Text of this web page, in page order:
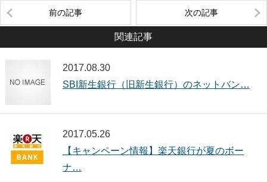
前の記事 次の記事
関連記事
2017.08.30
SBI新生銀行（旧新生銀行）のネットバン…
2017.05.26
【キャンペーン情報】楽天銀行が夏のボー
ナ…